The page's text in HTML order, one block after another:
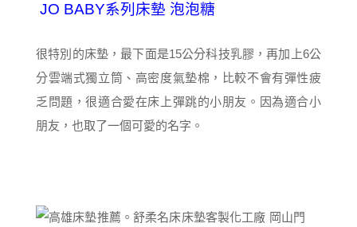
JO BABY系列床墊 泡泡糖
很特別的床墊，最下面是15公分科技乳膠，再加上6公
分雲端式獨立筒、高密度氣墊棉，比較不會有彈性疲
乏問題，很適合愛在床上彈跳的小朋友。因為適合小
朋友，也取了一個可愛的名字。